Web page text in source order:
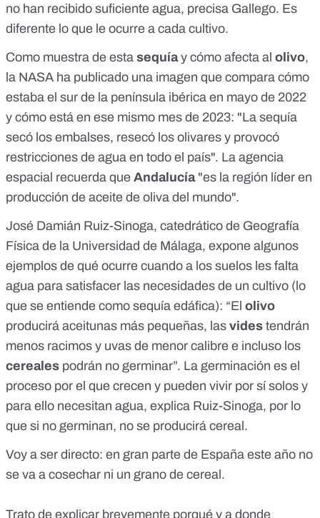
no han recibido suficiente agua, precisa Gallego. Es
diferente lo que le ocurre a cada cultivo.
Como muestra de esta sequíay cómo afecta al olivo,
la NASA ha publicado una imagen que compara cómo
estaba el sur de la península ibérica en mayo de 2022
y cómo está en ese mismo mes de 2023: "La sequía
secó los embalses, resecó los olivares y provocó
restricciones de agua en todo el país". La agencia
espacial recuerda que Andalucía "es la región líder en
producción de aceite de oliva del mundo".
José Damián Ruiz-Sinoga, catedrático de Geografía
Física de la Universidad de Málaga, expone algunos
ejemplos de qué ocurre cuando a los suelos les falta
agua para satisfacer las necesidades de un cultivo (lo
que se entiende como sequía edáfica): “El olivo
producirá aceitunas más pequeñas, las vides tendrán
menos racimos y uvas de menor calibre e incluso los
cereales podrán no germinar”. La germinación es el
proceso por el que crecen y pueden vivir por sí solos y
para ello necesitan agua, explica Ruiz-Sinoga, por lo
que si no germinan, no se producirá cereal.
Voy a ser directo: en gran parte de España este año no
se va a cosechar ni un grano de cereal.
Trato de explicar brevemente porqué y a donde